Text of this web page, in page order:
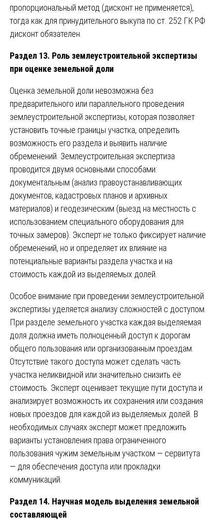
пропорциональный метод (дисконт не применяется),
тогда как для принудительного выкупа по ст. 252 ГК РФ
дисконт обязателен.
Раздел 13. Роль землеустроительной экспертизы
при оценке земельной доли
Оценка земельной доли невозможна без
предварительного или параллельного проведения
землеустроительной экспертизы, которая позволяет
установить точные границы участка, определить
возможность его раздела и выявить наличие
обременений. Землеустроительная экспертиза
проводится двумя основными способами:
документальным (анализ правоустанавливающих
документов, кадастровых планов и архивных
материалов) и геодезическим (выезд на местность с
использованием специального оборудования для
точных замеров). Эксперт не только фиксирует наличие
обременений, но и определяет их влияние на
потенциальные варианты раздела участка и на
стоимость каждой из выделяемых долей.
Особое внимание при проведении землеустроительной
экспертизы уделяется анализу сложностей с доступом.
При разделе земельного участка каждая выделяемая
доля должна иметь полноценный доступ к дорогам
общего пользования или организованным проездам.
Отсутствие такого доступа может сделать часть
участка неликвидной или значительно снизить её
стоимость. Эксперт оценивает текущие пути доступа и
анализирует возможность их сохранения или создания
новых проездов для каждой из выделяемых долей. В
необходимых случаях эксперт может предложить
варианты установления права ограниченного
пользования чужим земельным участком — сервитута
— для обеспечения доступа или прокладки
коммуникаций.
Раздел 14. Научная модель выделения земельной
составляющей